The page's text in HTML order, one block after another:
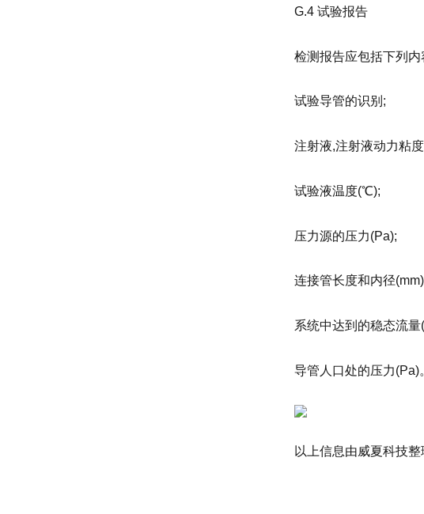
G.4 试验报告
检测报告应包括下列内
试验导管的识别;
注射液,注射液动力粘
试验液温度(℃);
压力源的压力(Pa);
连接管长度和内径
系统中达到的稳态流量
导管人口处的压力(Pa)
以上信息由威夏科技